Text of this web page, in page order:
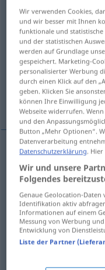
cabezada [kaβeˈθaða]f
Übersicht aller
(Für mehr Details die
Stoß mit dem
Kopfnicken
Stoßmmit demKopf
Schlagmauf denKopf
Kopfnickenn
Wir verwenden Cookies,
und wir besser mit Ihnen
funktionale und
und der statistischen
werden auf Grundlage
gespeichert. Marketing-
personalisierter Werbung
durch einen Klick auf den
geben. Klicken Sie
können Ihre Einwilligung
Webseite widerrufen.
und den
Button „Mehr Optionen“.
Datenverarbeitung
Datenschutzerklärung.
Wir und unsere
Folgendes
Genaue Geolocation-
Identifikation aktiv
Informationen auf einem
Messung von Werbung
Entwicklung von
Liste der Partner